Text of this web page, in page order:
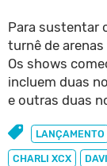
Para sustentar
turnê de
Os shows
incluem duas
e outras duas
LANÇAMENTO
CHARLI XCX